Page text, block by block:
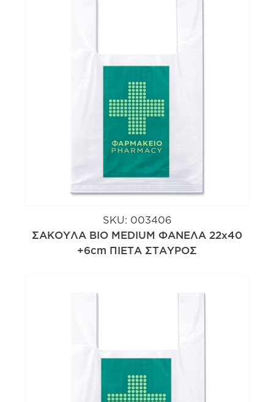
SKU: 003406
ΣΑΚΟΥΛΑ ΒΙΟ MEDIUM ΦΑΝΕΛΑ 22x40
+6cm ΠΙΕΤΑ ΣΤΑΥΡΟΣ